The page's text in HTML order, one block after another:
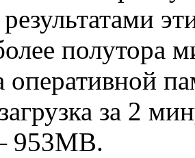
полутора
оперативной
за 2
953МВ.